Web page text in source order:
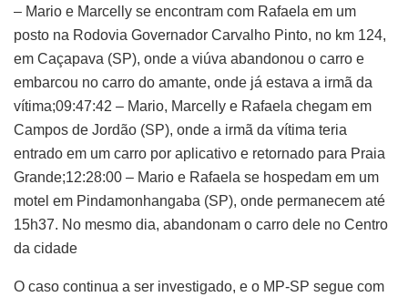
– Mario e Marcelly se encontram com Rafaela em um
posto na Rodovia Governador Carvalho Pinto, no km 124,
em Caçapava (SP), onde a viúva abandonou o carro e
embarcou no carro do amante, onde já estava a irmã da
vítima;09:47:42 – Mario, Marcelly e Rafaela chegam em
Campos de Jordão (SP), onde a irmã da vítima teria
entrado em um carro por aplicativo e retornado para Praia
Grande;12:28:00 – Mario e Rafaela se hospedam em um
motel em Pindamonhangaba (SP), onde permanecem até
15h37. No mesmo dia, abandonam o carro dele no Centro
da cidade
O caso continua a ser investigado, e o MP-SP segue com